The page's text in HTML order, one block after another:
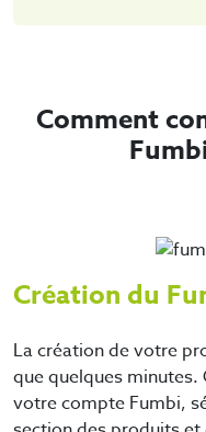
Comment
Création du
La création de votre
que quelques
votre compte Fumbi,